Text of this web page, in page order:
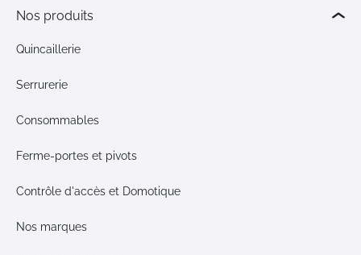
Nos produits
Quincaillerie
Serrurerie
Consommables
Ferme-portes et pivots
Contrôle d'accès et Domotique
Nos marques